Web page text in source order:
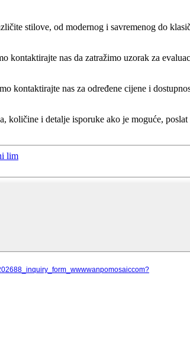
stilove, od modernog i savremenog do
kontaktirajte nas da zatražimo uzorak za
kontaktirajte nas za određene cijene i
i detalje isporuke ako je moguće,
lim